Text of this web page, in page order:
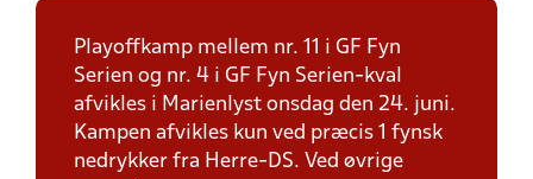
Playoffkamp mellem nr. 11 i GF Fyn
Serien og nr. 4 i GF Fyn Serien-kval
afvikles i Marienlyst onsdag den 24. juni.
Kampen afvikles kun ved præcis 1 fynsk
nedrykker fra Herre-DS. Ved øvrige